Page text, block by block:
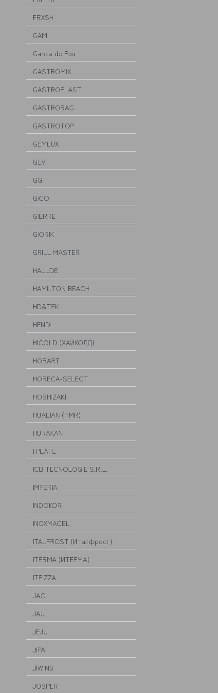
FRXSH
GAM
Garcia de Pou
GASTROMIX
GASTROPLAST
GASTRORAG
GASTROTOP
GEMLUX
GEV
GGF
GICO
GIERRE
GIORIK
GRILL MASTER
HALLDE
HAMILTON BEACH
HD&TEK
HENDI
HICOLD (ХАЙКОЛД)
HOBART
HORECA-SELECT
HOSHIZAKI
HUALIAN (HMR)
HURAKAN
I PLATE
ICB TECNOLOGIE S.R.L.
IMPERIA
INDOKOR
INOXMACEL
ITALFROST (Италфрост)
ITERMA (ИТЕРМА)
ITPIZZA
JAC
JAU
JEJU
JIPA
JIWINS
JOSPER